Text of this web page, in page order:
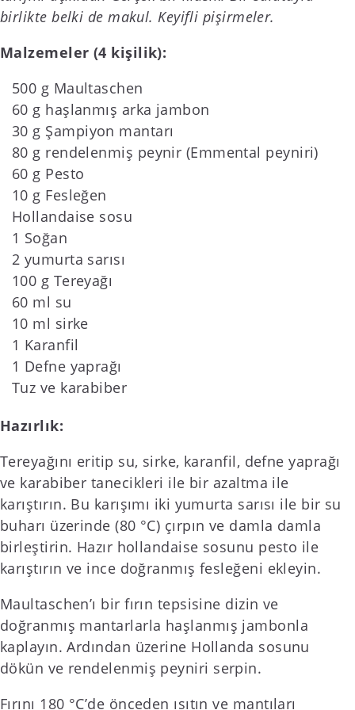
birlikte belki de makul. Keyifli pişirmeler.
Malzemeler (4 kişilik):
500 g Maultaschen
60 g haşlanmış arka jambon
30 g Şampiyon mantarı
80 g rendelenmiş peynir (Emmental peyniri)
60 g Pesto
10 g Fesleğen
Hollandaise sosu
1 Soğan
2 yumurta sarısı
100 g Tereyağı
60 ml su
10 ml sirke
1 Karanfil
1 Defne yaprağı
Tuz ve karabiber
Hazırlık:
Tereyağını eritip su, sirke, karanfil, defne yaprağı
ve karabiber tanecikleri ile bir azaltma ile
karıştırın. Bu karışımı iki yumurta sarısı ile bir su
buharı üzerinde (80 °C) çırpın ve damla damla
birleştirin. Hazır hollandaise sosunu pesto ile
karıştırın ve ince doğranmış fesleğeni ekleyin.
Maultaschen’ı bir fırın tepsisine dizin ve
doğranmış mantarlarla haşlanmış jambonla
kaplayın. Ardından üzerine Hollanda sosunu
dökün ve rendelenmiş peyniri serpin.
Fırını 180 °C’de önceden ısıtın ve mantıları